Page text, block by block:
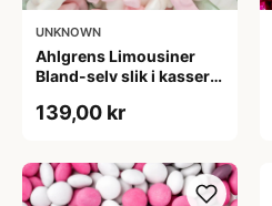
UNKNOWN
Ahlgrens Limousiner
Bland-selv slik i kasser 1
139,00 kr